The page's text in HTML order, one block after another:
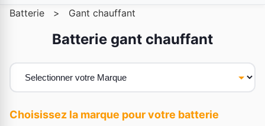
Batterie > Gant chauffant
Batterie gant chauffant
Choisissez la marque pour votre batterie